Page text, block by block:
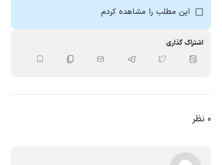
این مطلب را مشاهده کردم
اشتراک گذاری
۰ نظر